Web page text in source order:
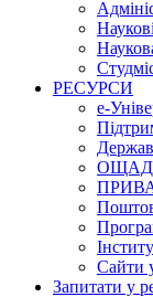
РЕСУРСИ
е-
Сайти
Запитати у